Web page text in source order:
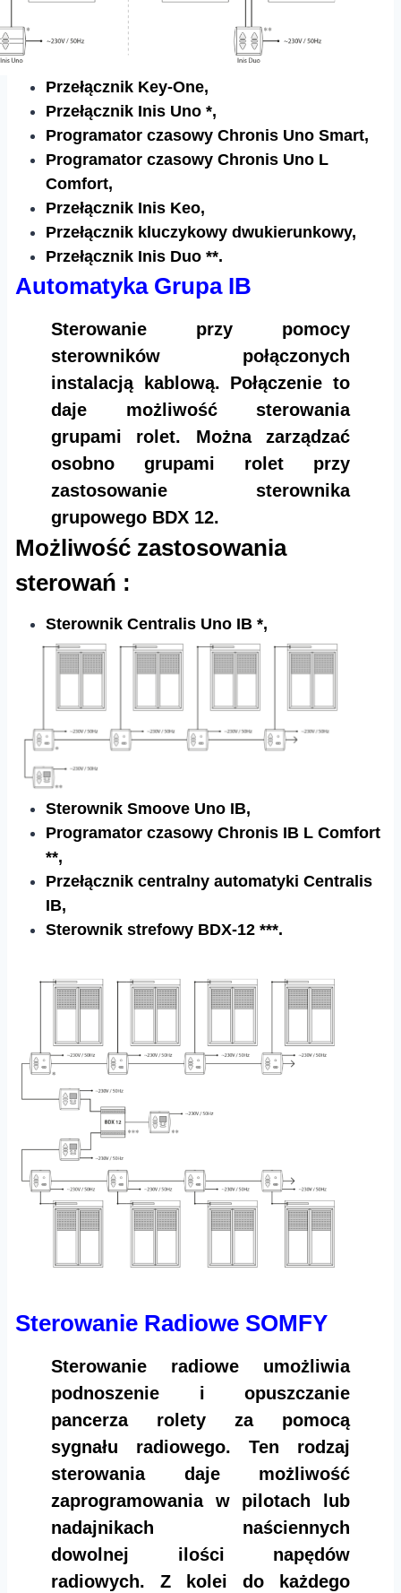
Przełącznik Key-One,
Przełącznik Inis Uno *,
Programator czasowy Chronis Uno Smart,
Programator czasowy Chronis Uno L
Comfort,
Przełącznik Inis Keo,
Przełącznik kluczykowy dwukierunkowy,
Przełącznik Inis Duo **.
Automatyka Grupa IB
Sterowanie przy pomocy
sterowników połączonych
instalacją kablową. Połączenie to
daje możliwość sterowania
grupami rolet. Można zarządzać
osobno grupami rolet przy
zastosowanie sterownika
grupowego BDX 12.
Możliwość zastosowania
sterowań :
Sterownik Centralis Uno IB *,
Sterownik Smoove Uno IB,
Programator czasowy Chronis IB L Comfort
**,
Przełącznik centralny automatyki Centralis
IB,
Sterownik strefowy BDX-12 ***.
Sterowanie Radiowe SOMFY
Sterowanie radiowe umożliwia
podnoszenie i opuszczanie
pancerza rolety za pomocą
sygnału radiowego. Ten rodzaj
sterowania daje możliwość
zaprogramowania w pilotach lub
nadajnikach naściennych
dowolnej ilości napędów
radiowych. Z kolei do każdego